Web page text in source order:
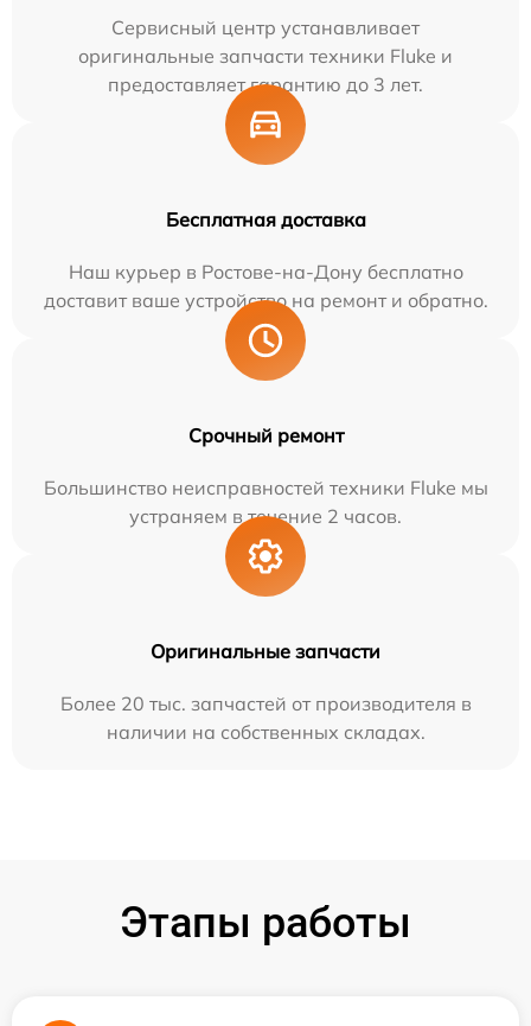
Сервисный центр устанавливает
оригинальные запчасти техники Fluke и
предоставляет гарантию до 3 лет.
Бесплатная доставка
Наш курьер в Ростове-на-Дону бесплатно
доставит ваше устройство на ремонт и обратно.
Срочный ремонт
Большинство неисправностей техники Fluke мы
устраняем в течение 2 часов.
Оригинальные запчасти
Более 20 тыс. запчастей от производителя в
наличии на собственных складах.
Этапы работы